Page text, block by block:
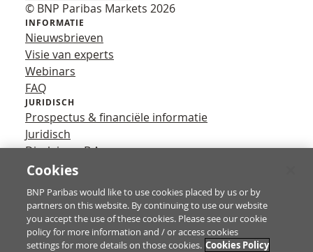
© BNP Paribas Markets 2026
INFORMATIE
Nieuwsbrieven
Visie van experts
Webinars
FAQ
JURIDISCH
Prospectus & financiële informatie
Juridisch
Disclaimer B.A.
Privacy
YouTube
X
Contact
Cookies
BNP Paribas would like to use cookies placed by us or by
partners on this website. By continuing to use our website
you accept the use of these cookies. Please see our cookie
policy for more information and / or access cookies
settings for more details on those cookies. Cookies Policy